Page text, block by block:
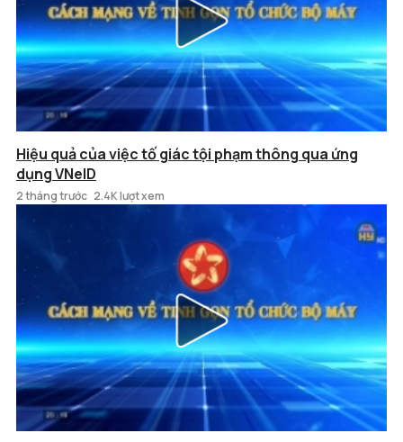
Hiệu quả của việc tố giác tội phạm thông qua ứng
dụng VNeID
2 tháng trước 2.4K lượt xem